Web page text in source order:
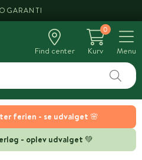
ferien - se udvalget 🌸
- oplev udvalget 💚
DAG
Find center
0
Kurv
Menu